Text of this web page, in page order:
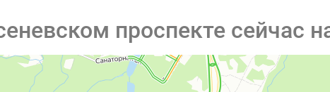
проспекте сейчас